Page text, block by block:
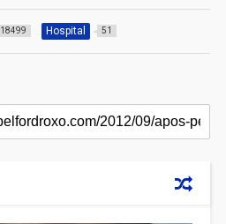
18499 Hospital 51